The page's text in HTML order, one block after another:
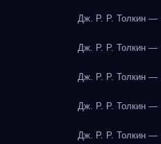
Дж. Р. Р. Толкин —
Дж. Р. Р. Толкин —
Дж. Р. Р. Толкин —
Дж. Р. Р. Толкин —
Дж. Р. Р. Толкин —